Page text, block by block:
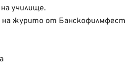
училище.
на журито от Банскофилмфест